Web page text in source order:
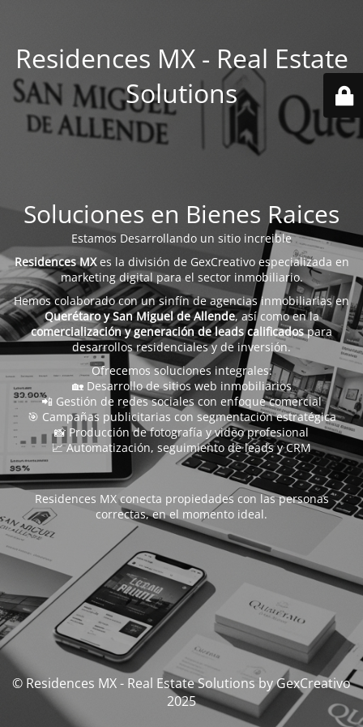
Residences MX - Real Estate
Solutions
Soluciones en Bienes Raices
Estamos Desarrollando un sitio increible
Residences MXes la división de GexCreativo especializada en
marketing digital para el sector inmobiliario.
Hemos colaborado con un sinfín de agencias inmobiliarias en
Querétaro y San Miguel de Allende, así como en la
comercialización y generación de leads calificadospara
desarrollos residenciales y de inversión.
Ofrecemos soluciones integrales:
🏡 Desarrollo de sitios web inmobiliarios
📲 Gestión de redes sociales con enfoque comercial
🎯 Campañas publicitarias con segmentación estratégica
📸 Producción de fotografía y video profesional
📈 Automatización, seguimiento de leads y CRM
Residences MX conecta propiedades con las personas
correctas, en el momento ideal.
© Residences MX - Real Estate Solutions by GexCreativo
2025